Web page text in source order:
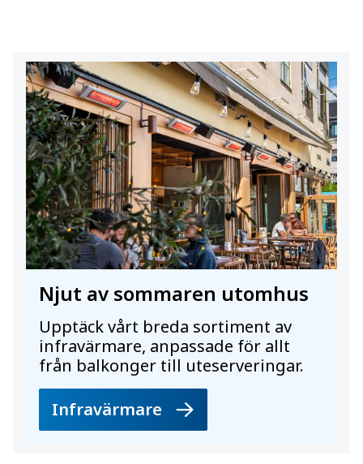
Njut av sommaren utomhus
Upptäck vårt breda sortiment av
infravärmare, anpassade för allt
från balkonger till uteserveringar.
Infravärmare